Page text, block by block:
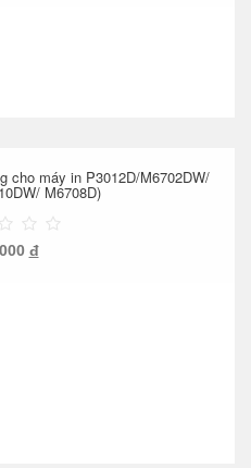
cho máy in P3012D/M6702DW/
M6708D)
đ